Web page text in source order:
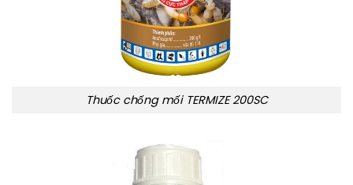
Thuốc chống mối TERMIZE 200SC